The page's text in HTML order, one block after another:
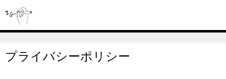
プライバシーポリシー